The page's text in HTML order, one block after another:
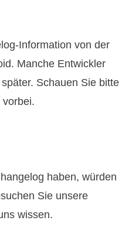
Information von der
Manche Entwickler
Schauen Sie bitte
vorbei.
haben, würden
Sie unsere
wissen.